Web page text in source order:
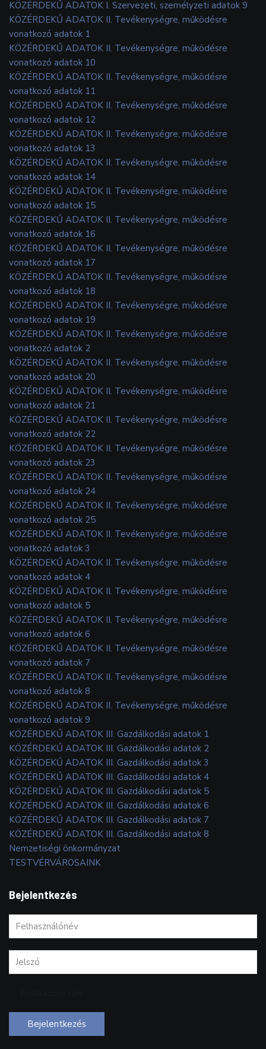
KÖZÉRDEKŰ ADATOK I. Szervezeti, személyzeti adatok 9
KÖZÉRDEKŰ ADATOK II. Tevékenységre, működésre
vonatkozó adatok 1
KÖZÉRDEKŰ ADATOK II. Tevékenységre, működésre
vonatkozó adatok 10
KÖZÉRDEKŰ ADATOK II. Tevékenységre, működésre
vonatkozó adatok 11
KÖZÉRDEKŰ ADATOK II. Tevékenységre, működésre
vonatkozó adatok 12
KÖZÉRDEKŰ ADATOK II. Tevékenységre, működésre
vonatkozó adatok 13
KÖZÉRDEKŰ ADATOK II. Tevékenységre, működésre
vonatkozó adatok 14
KÖZÉRDEKŰ ADATOK II. Tevékenységre, működésre
vonatkozó adatok 15
KÖZÉRDEKŰ ADATOK II. Tevékenységre, működésre
vonatkozó adatok 16
KÖZÉRDEKŰ ADATOK II. Tevékenységre, működésre
vonatkozó adatok 17
KÖZÉRDEKŰ ADATOK II. Tevékenységre, működésre
vonatkozó adatok 18
KÖZÉRDEKŰ ADATOK II. Tevékenységre, működésre
vonatkozó adatok 19
KÖZÉRDEKŰ ADATOK II. Tevékenységre, működésre
vonatkozó adatok 2
KÖZÉRDEKŰ ADATOK II. Tevékenységre, működésre
vonatkozó adatok 20
KÖZÉRDEKŰ ADATOK II. Tevékenységre, működésre
vonatkozó adatok 21
KÖZÉRDEKŰ ADATOK II. Tevékenységre, működésre
vonatkozó adatok 22
KÖZÉRDEKŰ ADATOK II. Tevékenységre, működésre
vonatkozó adatok 23
KÖZÉRDEKŰ ADATOK II. Tevékenységre, működésre
vonatkozó adatok 24
KÖZÉRDEKŰ ADATOK II. Tevékenységre, működésre
vonatkozó adatok 25
KÖZÉRDEKŰ ADATOK II. Tevékenységre, működésre
vonatkozó adatok 3
KÖZÉRDEKŰ ADATOK II. Tevékenységre, működésre
vonatkozó adatok 4
KÖZÉRDEKŰ ADATOK II. Tevékenységre, működésre
vonatkozó adatok 5
KÖZÉRDEKŰ ADATOK II. Tevékenységre, működésre
vonatkozó adatok 6
KÖZÉRDEKŰ ADATOK II. Tevékenységre, működésre
vonatkozó adatok 7
KÖZÉRDEKŰ ADATOK II. Tevékenységre, működésre
vonatkozó adatok 8
KÖZÉRDEKŰ ADATOK II. Tevékenységre, működésre
vonatkozó adatok 9
KÖZÉRDEKŰ ADATOK III. Gazdálkodási adatok 1
KÖZÉRDEKŰ ADATOK III. Gazdálkodási adatok 2
KÖZÉRDEKŰ ADATOK III. Gazdálkodási adatok 3
KÖZÉRDEKŰ ADATOK III. Gazdálkodási adatok 4
KÖZÉRDEKŰ ADATOK III. Gazdálkodási adatok 5
KÖZÉRDEKŰ ADATOK III. Gazdálkodási adatok 6
KÖZÉRDEKŰ ADATOK III. Gazdálkodási adatok 7
KÖZÉRDEKŰ ADATOK III. Gazdálkodási adatok 8
Nemzetiségi önkormányzat
TESTVÉRVÁROSAINK
Bejelentkezés
Bejelentkezés